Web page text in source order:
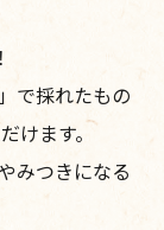
で採れたもの
けます。
みつきになる